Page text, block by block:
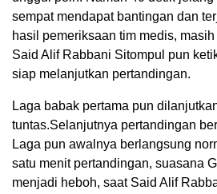
sempat mendapat bantingan dan
hasil pemeriksaan tim medis,
Said Alif Rabbani Sitompul pun
siap melanjutkan pertandingan.
Laga babak pertama pun
tuntas.Selanjutnya pertandingan
Laga pun awalnya berlangsung
satu menit pertandingan, suasana
menjadi heboh, saat Said Alif